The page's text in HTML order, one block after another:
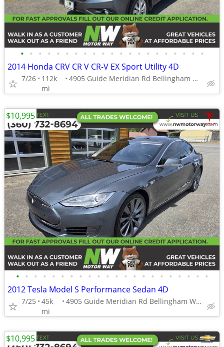
• • • • • • • • • • • • • • • • • • • • •
2014 Honda CRV CR V CR-V EX Sport Utility 4D
7/26
112k
mi
4905 Guide Meridian Rd Bellingham WA 98226
• • • • • • • • • • • • • • • • • • • • • •
2012 Tesla Model S Performance Sedan 4D
7/25
45k
mi
4905 Guide Meridian Rd Bellingham WA 98226
$10,995
$10,995